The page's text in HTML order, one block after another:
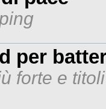
per
forte e